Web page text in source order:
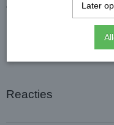
clipsluiting aan de kaak.
Inclusief bijpassend
Reacties
Later